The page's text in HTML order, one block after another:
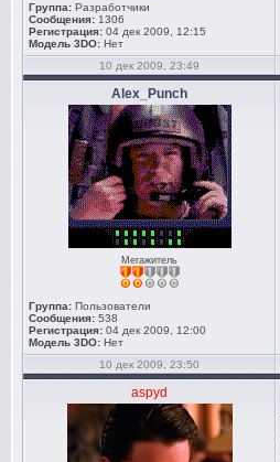
Группа: Разработчики
Сообщения: 1306
Регистрация: 04 дек 2009, 12:15
Модель 3DO: Нет
10 дек 2009, 23:49
Alex_Punch
Мегажитель
Группа: Пользователи
Сообщения: 538
Регистрация: 04 дек 2009, 12:00
Модель 3DO: Нет
10 дек 2009, 23:50
aspyd